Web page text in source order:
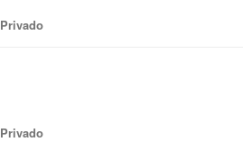
Privado
Privado